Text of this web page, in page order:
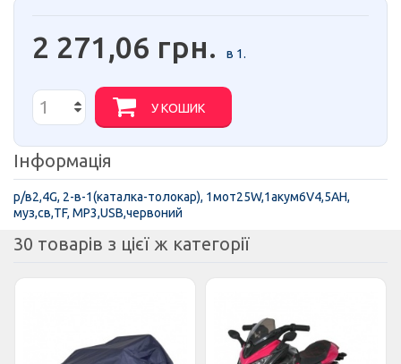
2 271,06 грн. в 1.
У КОШИК
Інформація
р/в2,4G, 2-в-1(каталка-толокар), 1мот25W,1акум6V4,5AH,
муз,св,TF, MP3,USB,червоний
30 товарів з цієї ж категорії